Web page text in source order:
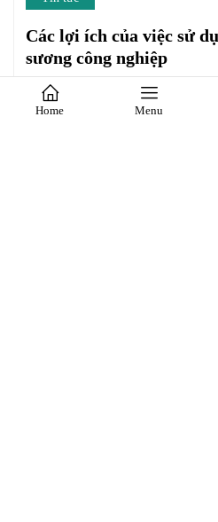
Home Menu
Các lợi ích của việc sử
sương công nghiệp
Alaska Việt Nam (0)
Phun sương công nghiệp